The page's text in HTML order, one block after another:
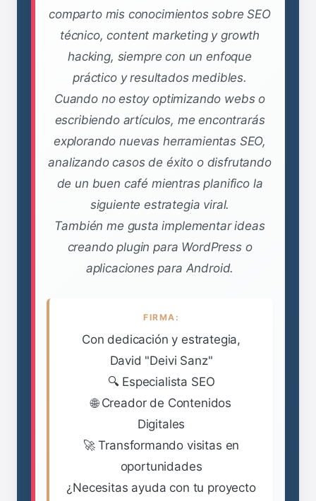
comparto mis conocimientos sobre SEO
técnico, content marketing y growth
hacking, siempre con un enfoque
práctico y resultados medibles.
Cuando no estoy optimizando webs o
escribiendo artículos, me encontrarás
explorando nuevas herramientas SEO,
analizando casos de éxito o disfrutando
de un buen café mientras planifico la
siguiente estrategia viral.
También me gusta implementar ideas
creando plugin para WordPress o
aplicaciones para Android.
FIRMA:
Con dedicación y estrategia,
David "Deivi Sanz"
🔍 Especialista SEO
🌐 Creador de Contenidos
Digitales
🚀 Transformando visitas en
oportunidades
¿Necesitas ayuda con tu proyecto